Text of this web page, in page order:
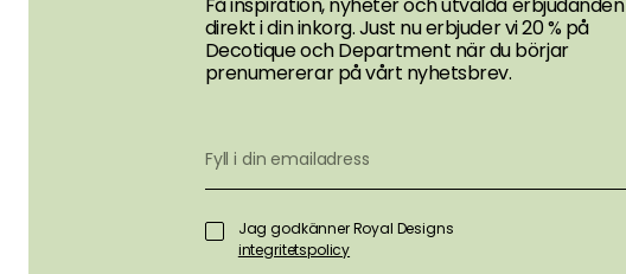
direkt i din inkorg. Just nu erbjuder vi 20 % på
Decotique och Department när du börjar
prenumererar på vårt nyhetsbrev.
Jag godkänner Royal Designs
integritetspolicy